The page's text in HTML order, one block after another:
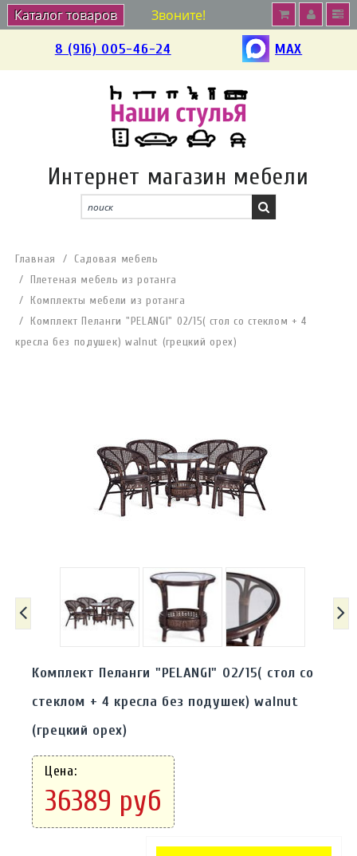
Звоните!
8 (916) 005-46-24 MAX
Интернет магазин мебели
Каталог товаров
Главная
Садовая мебель
Плетеная мебель из ротанга
Комплекты мебели из ротанга
Комплект Пеланги "PELANGI" 02/15( стол со стеклом + 4
кресла без подушек) walnut (грецкий орех)
Комплект Пеланги "PELANGI" 02/15( стол со
стеклом + 4 кресла без подушек) walnut
(грецкий орех)
Цена:
36389 руб